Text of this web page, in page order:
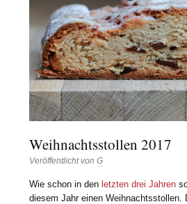
Weihnachtsstollen 2017
Veröffentlicht vonG
Wie schon in denletzten drei Jahren
diesem Jahr einen Weihnachtsstollen.